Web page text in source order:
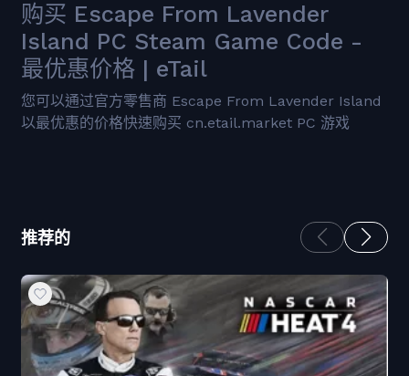
购买 Escape From Lavender
Island PC Steam Game Code -
最优惠价格 | eTail
您可以通过官方零售商 Escape From Lavender Island
以最优惠的价格快速购买 cn.etail.market PC 游戏
推荐的